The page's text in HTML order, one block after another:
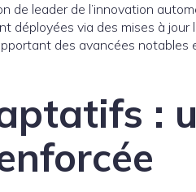
de leader de l’innovation
déployées via des mises à
des avancées
: